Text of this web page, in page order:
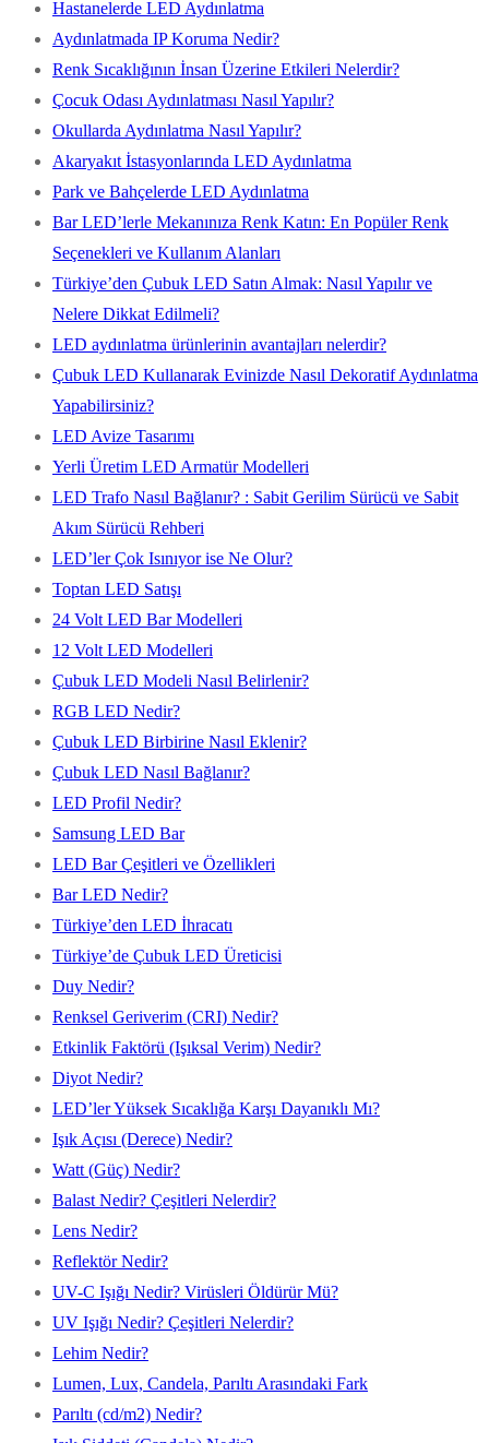
Hastanelerde LED Aydınlatma
Aydınlatmada IP Koruma Nedir?
Renk Sıcaklığının İnsan Üzerine Etkileri Nelerdir?
Çocuk Odası Aydınlatması Nasıl Yapılır?
Okullarda Aydınlatma Nasıl Yapılır?
Akaryakıt İstasyonlarında LED Aydınlatma
Park ve Bahçelerde LED Aydınlatma
Bar LED’lerle Mekanınıza Renk Katın: En Popüler Renk
Seçenekleri ve Kullanım Alanları
Türkiye’den Çubuk LED Satın Almak: Nasıl Yapılır ve
Nelere Dikkat Edilmeli?
LED aydınlatma ürünlerinin avantajları nelerdir?
Çubuk LED Kullanarak Evinizde Nasıl Dekoratif Aydınlatma
Yapabilirsiniz?
LED Avize Tasarımı
Yerli Üretim LED Armatür Modelleri
LED Trafo Nasıl Bağlanır? : Sabit Gerilim Sürücü ve Sabit
Akım Sürücü Rehberi
LED’ler Çok Isınıyor ise Ne Olur?
Toptan LED Satışı
24 Volt LED Bar Modelleri
12 Volt LED Modelleri
Çubuk LED Modeli Nasıl Belirlenir?
RGB LED Nedir?
Çubuk LED Birbirine Nasıl Eklenir?
Çubuk LED Nasıl Bağlanır?
LED Profil Nedir?
Samsung LED Bar
LED Bar Çeşitleri ve Özellikleri
Bar LED Nedir?
Türkiye’den LED İhracatı
Türkiye’de Çubuk LED Üreticisi
Duy Nedir?
Renksel Geriverim (CRI) Nedir?
Etkinlik Faktörü (Işıksal Verim) Nedir?
Diyot Nedir?
LED’ler Yüksek Sıcaklığa Karşı Dayanıklı Mı?
Işık Açısı (Derece) Nedir?
Watt (Güç) Nedir?
Balast Nedir? Çeşitleri Nelerdir?
Lens Nedir?
Reflektör Nedir?
UV-C Işığı Nedir? Virüsleri Öldürür Mü?
UV Işığı Nedir? Çeşitleri Nelerdir?
Lehim Nedir?
Lumen, Lux, Candela, Parıltı Arasındaki Fark
Parıltı (cd/m2) Nedir?